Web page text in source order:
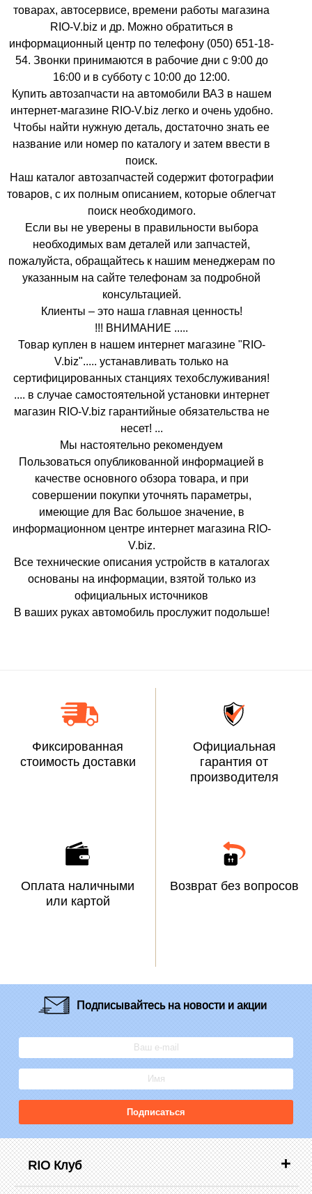
товарах, автосервисе, времени работы магазина
RIO-V.biz и др. Можно обратиться в
информационный центр по телефону (050) 651-18-
54. Звонки принимаются в рабочие дни с 9:00 до
16:00 и в субботу с 10:00 до 12:00.
Купить автозапчасти на автомобили ВАЗ в нашем
интернет-магазине RIO-V.biz легко и очень удобно.
Чтобы найти нужную деталь, достаточно знать ее
название или номер по каталогу и затем ввести в
поиск.
Наш каталог автозапчастей содержит фотографии
товаров, с их полным описанием, которые облегчат
поиск необходимого.
Если вы не уверены в правильности выбора
необходимых вам деталей или запчастей,
пожалуйста, обращайтесь к нашим менеджерам по
указанным на сайте телефонам за подробной
консультацией.
Клиенты – это наша главная ценность!
!!! ВНИМАНИЕ .....
Товар куплен в нашем интернет магазине "RIO-
V.biz"..... устанавливать только на
сертифицированных станциях техобслуживания!
.... в случае самостоятельной установки интернет
магазин RIO-V.biz гарантийные обязательства не
несет! ...
Мы настоятельно рекомендуем
Пользоваться опубликованной информацией в
качестве основного обзора товара, и при
совершении покупки уточнять параметры,
имеющие для Вас большое значение, в
информационном центре интернет магазина RIO-
V.biz.
Все технические описания устройств в каталогах
основаны на информации, взятой только из
официальных источников
В ваших руках автомобиль прослужит подольше!
Фиксированная
стоимость доставки
Официальная
гарантия от
производителя
Оплата наличными
или картой
Возврат без вопросов
Подписывайтесьна новости и акции
Подписаться
RIO Клуб